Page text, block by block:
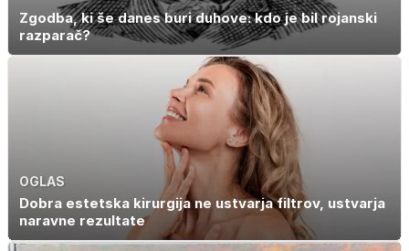
Zgodba, ki še danes buri duhove: kdo je bil rojanski
razparač?
OGLAS
Dobra estetska kirurgija ne ustvarja filtrov, ustvarja
naravne rezultate